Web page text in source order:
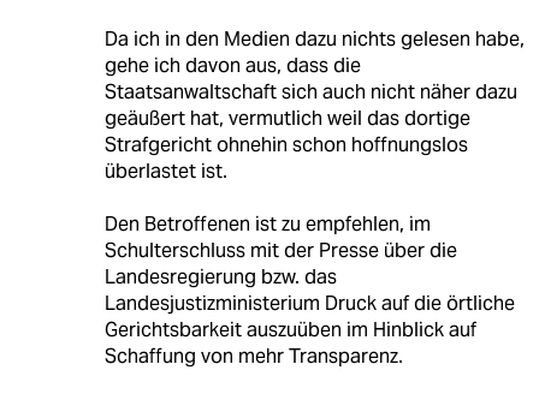
Da ich in den Medien dazu nichts gelesen habe,
gehe ich davon aus, dass die
Staatsanwaltschaft sich auch nicht näher dazu
geäußert hat, vermutlich weil das dortige
Strafgericht ohnehin schon hoffnungslos
überlastet ist.
Den Betroffenen ist zu empfehlen, im
Schulterschluss mit der Presse über die
Landesregierung bzw. das
Landesjustizministerium Druck auf die örtliche
Gerichtsbarkeit auszuüben im Hinblick auf
Schaffung von mehr Transparenz.